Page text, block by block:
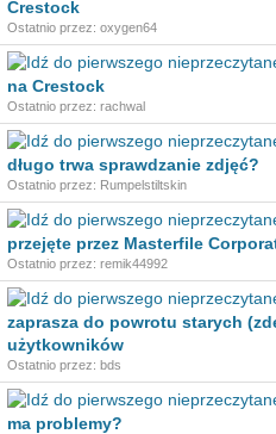
Crestock
Ostatnio przez: oxygen64
na Crestock
Ostatnio przez: rachwal
długo trwa sprawdzanie zdjęć?
Ostatnio przez: Rumpelstiltskin
przejęte przez Masterfile
Ostatnio przez: remik44992
zaprasza do powrotu starych
użytkowników
Ostatnio przez: bds
ma problemy?